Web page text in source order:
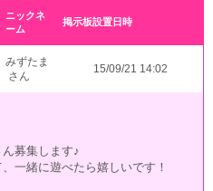
ニックネ
ーム
掲示板設置日時
みずたま
さん
15/09/21 14:02
募集します♪
一緒に遊べたら嬉しいです！